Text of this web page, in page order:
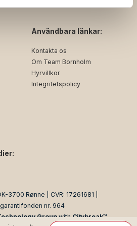
Användbara länkar:
Kontakta os
Om Team Bornholm
Hyrvillkor
Integritetspolicy
3700 Rønne | CVR: 17261681 |
nr. 964
Group with Citybreak™